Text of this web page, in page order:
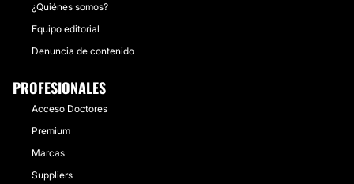
¿Quiénes somos?
Equipo editorial
Denuncia de contenido
PROFESIONALES
Acceso Doctores
Premium
Marcas
Suppliers